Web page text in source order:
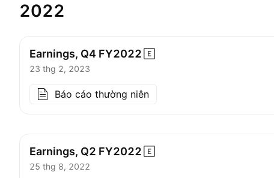
2022
Earnings, Q4 FY2022
23 thg 2, 2023
Báo cáo thường niên
Earnings, Q2 FY2022
25 thg 8, 2022